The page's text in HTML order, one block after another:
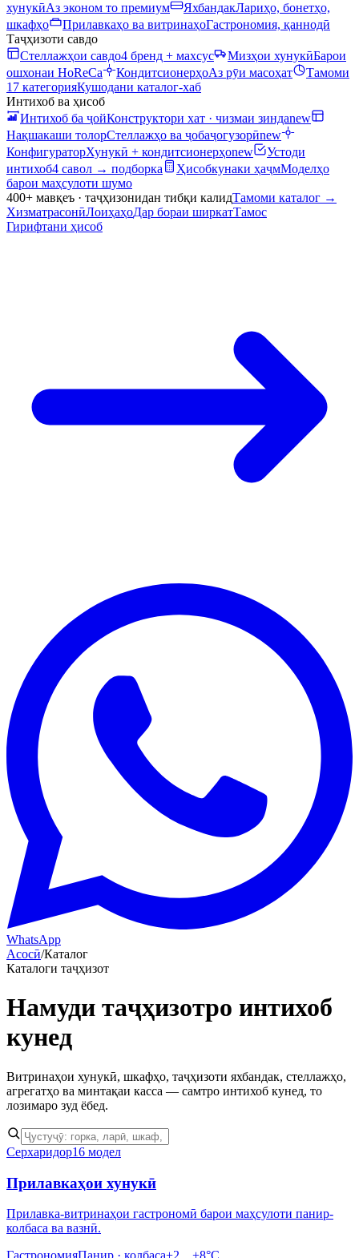
хунукӣАз эконом то премиум ЯхбандакЛариҳо, бонетҳо,
шкафҳо
Прилавкаҳо ва витринаҳоГастрономия, қаннодӣ
Таҷҳизоти савдо
Стеллажҳои савдо4 бренд + махсус Мизҳои хунукӣБарои
ошхонаи HoReCa
КондитсионерҳоАз рӯи масоҳат
Тамоми
17 категорияКушодани каталог-хаб
Интихоб ва ҳисоб
Интихоб ба ҷойКонструктори хат · чизмаи зиндаnew
Нақшакаши толорСтеллажҳо ва ҷобаҷогузорӣnew
КонфигураторХунукӣ + кондитсионерҳоnew
Устоди
интихоб4 савол → подборка Ҳисобкунаки ҳаҷмМоделҳо
барои маҳсулоти шумо
400+ мавқеъ · таҷҳизонидан тибқи калидТамоми каталог →
ХизматрасонӣЛоиҳаҳоДар бораи ширкатТамос
Гирифтани ҳисоб
WhatsApp
Асосӣ/Каталог
Каталоги таҷҳизот
Намуди таҷҳизотро интихоб
кунед
Витринаҳои хунукӣ, шкафҳо, таҷҳизоти яхбандак, стеллажҳо,
агрегатҳо ва минтақаи касса — самтро интихоб кунед, то
лозимаро зуд ёбед.
Серхаридор16 модел
Прилавкаҳои хунукӣ
Прилавка-витринаҳои гастрономӣ барои маҳсулоти панир-
колбаса ва вазнӣ.